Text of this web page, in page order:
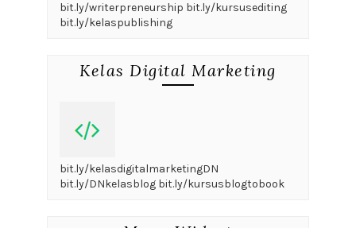
bit.ly/writerpreneurship bit.ly/kursusediting
bit.ly/kelaspublishing
Kelas Digital Marketing
bit.ly/kelasdigitalmarketingDN
bit.ly/DNkelasblog bit.ly/kursusblogtobook